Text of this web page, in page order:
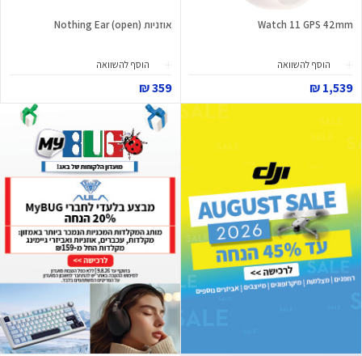
Watch 11 GPS 42mm
הוסף להשוואה
1,539 ₪
אוזניות Nothing Ear (open)
הוסף להשוואה
359 ₪